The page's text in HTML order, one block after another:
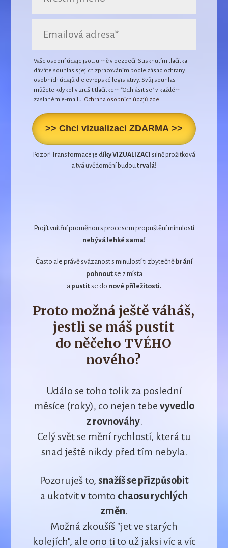
Vaše osobní údaje jsou u mě v bezpečí. Stisknutím tlačítka
dáváte souhlas s jejich zpracováním podle zásad ochrany
osobních údajů dle evropské legislativy. Svůj souhlas
můžete kdykoliv zrušit tlačítkem "Odhlásit se" v každém
zaslaném e-mailu. Ochrana osobních údajů zde.
>> Chci vizualizaci ZDARMA >>
Pozor! Transformace je díky VIZUALIZACI silně prožitková
a tvá uvědomění budou trvalá!
Projít vnitřní proměnou s procesem propuštění minulosti
nebývá lehké sama!
Často ale právě svázanost s minulostí ti zbytečně brání
pohnoutse z místa
a pustitse do nové příležitosti.
Proto možná ještě váháš,
jestli se máš pustit
do něčeho TVÉHO
nového?
Událo se toho tolik za poslední
měsíce (roky), co nejen tebe vyvedlo
z rovnováhy.
Celý svět se mění rychlostí, která tu
snad ještě nikdy před tím nebyla.
Pozoruješ to, snažíš se přizpůsobit
a ukotvitvtomto chaosu rychlých
změn.
Možná zkoušíš "jet ve starých
kolejích", ale ono ti to už jaksi víc a víc